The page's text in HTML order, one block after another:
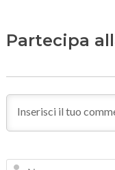
Partecipa